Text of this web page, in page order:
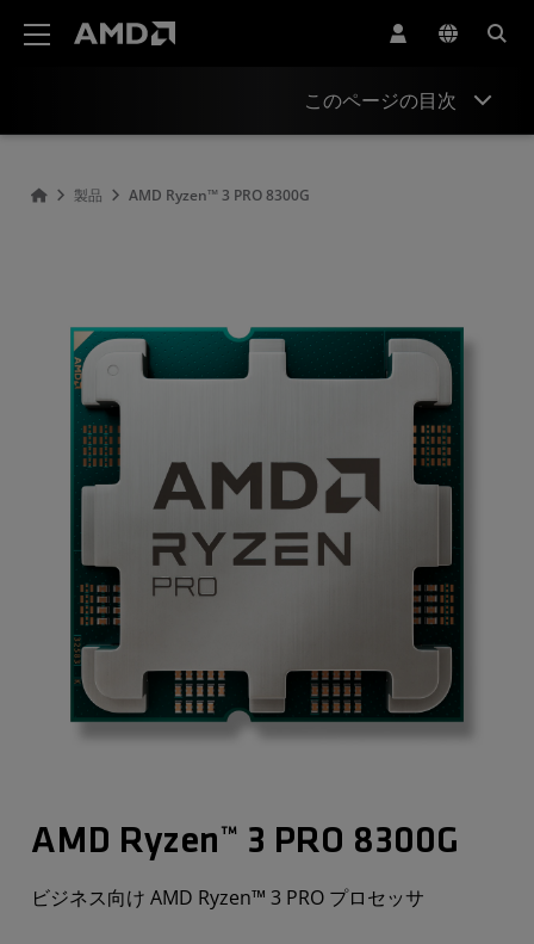
このページの目次
製品 AMD Ryzen™ 3 PRO 8300G
AMD Ryzen™ 3 PRO 8300G
ビジネス向け AMD Ryzen™ 3 PRO プロセッサ